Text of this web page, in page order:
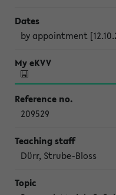
by appointment
209529
Dürr, Strube-Bloss